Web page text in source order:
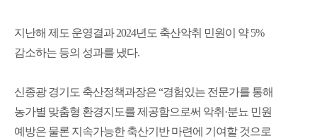
지난해 제도 운영결과 2024년도 축산악취 민원이 약 5%
감소하는 등의 성과를 냈다.
신종광 경기도 축산정책과장은 “경험있는 전문가를 통해
농가별 맞춤형 환경지도를 제공함으로써 악취·분뇨 민원
예방은 물론 지속가능한 축산기반 마련에 기여할 것으로